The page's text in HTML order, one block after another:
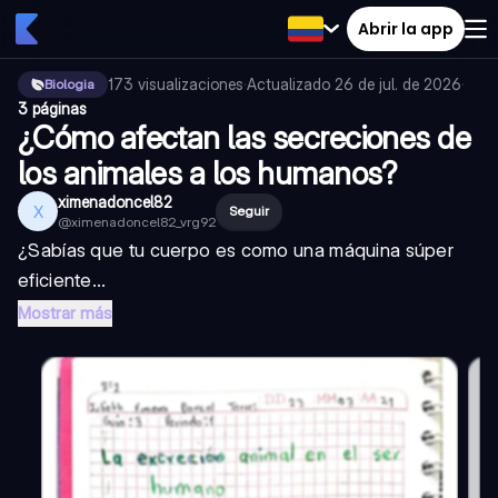
Abrir la app
Biologia 173 visualizaciones·Actualizado 26 de jul. de 2026·
3 páginas
¿Cómo afectan las secreciones de
los animales a los humanos?
X ximenadoncel82
@ximenadoncel82_vrg92
Seguir
¿Sabías que tu cuerpo es como una máquina súper
eficiente...
Mostrar más